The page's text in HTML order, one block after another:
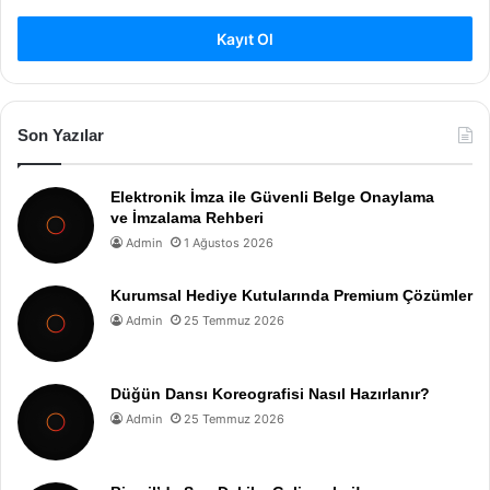
Kayıt Ol
Son Yazılar
Elektronik İmza ile Güvenli Belge Onaylama
ve İmzalama Rehberi
Admin 1 Ağustos 2026
Kurumsal Hediye Kutularında Premium Çözümler
Admin 25 Temmuz 2026
Düğün Dansı Koreografisi Nasıl Hazırlanır?
Admin 25 Temmuz 2026